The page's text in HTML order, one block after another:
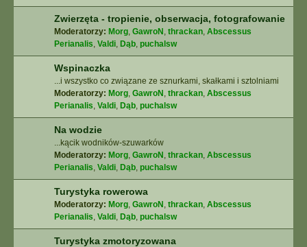
Zwierzęta - tropienie, obserwacja, fotografowanie
Moderatorzy: Morg, GawroN , thrackan, Abscessus
Perianalis, Valdi, Dąb, puchalsw
Wspinaczka
...i wszystko co związane ze sznurkami, skałkami i sztolniami
Moderatorzy: Morg, GawroN , thrackan, Abscessus
Perianalis, Valdi, Dąb, puchalsw
Na wodzie
...kącik wodników-szuwarków
Moderatorzy: Morg, GawroN , thrackan, Abscessus
Perianalis, Valdi, Dąb, puchalsw
Turystyka rowerowa
Moderatorzy: Morg, GawroN , thrackan, Abscessus
Perianalis, Valdi, Dąb, puchalsw
Turystyka zmotoryzowana